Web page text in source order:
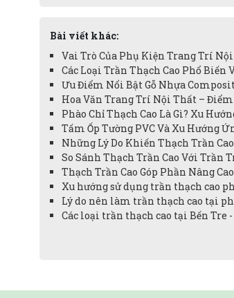
Bài viết khác:
Vai Trò Của Phụ Kiện Trang Trí
Các Loại Trần Thạch Cao Phổ Biến
Ưu Điểm Nổi Bật Gỗ Nhựa
Hoa Văn Trang Trí Nội Thất –
Phào Chỉ Thạch Cao Là Gì? Xu
Tấm Ốp Tường PVC Và Xu Hướng
Những Lý Do Khiến Thạch Trần
So Sánh Thạch Trần Cao Với Trần
Thạch Trần Cao Góp Phần Nâng
Xu hướng sử dụng trần thạch cao
Lý do nên làm trần thạch cao tại
Các loại trần thạch cao tại Bến Tre -